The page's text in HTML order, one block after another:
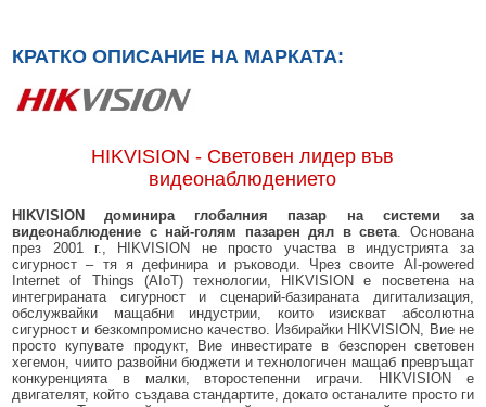
КРАТКО ОПИСАНИЕ НА МАРКАТА:
HIKVISION - Световен лидер във
видеонаблюдението
HIKVISION доминира глобалния пазар на системи за
видеонаблюдение с най-голям пазарен дял в света . Основана
през 2001 г., HIKVISION не просто участва в индустрията за
сигурност – тя я дефинира и ръководи. Чрез своите AI-powered
Internet of Things (AIoT) технологии, HIKVISION е посветена на
интегрираната сигурност и сценарий-базираната дигитализация,
обслужвайки мащабни индустрии, които изискват абсолютна
сигурност и безкомпромисно качество. Избирайки HIKVISION, Вие не
просто купувате продукт, Вие инвестирате в безспорен световен
хегемон, чиито развойни бюджети и технологичен мащаб превръщат
конкуренцията в малки, второстепенни играчи. HIKVISION е
двигателят, който създава стандартите, докато останалите просто ги